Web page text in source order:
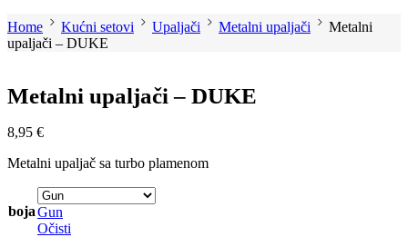
Home Kućni setovi Upaljači Metalni upaljači
Metalni
upaljači – DUKE
Metalni upaljači – DUKE
8,95 €
Metalni upaljač sa turbo plamenom
bojaGun
Očisti